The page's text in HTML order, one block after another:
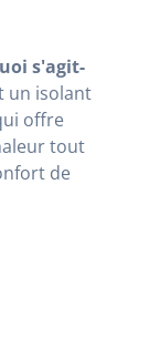
s'agit-
un isolant
offre
tout
de